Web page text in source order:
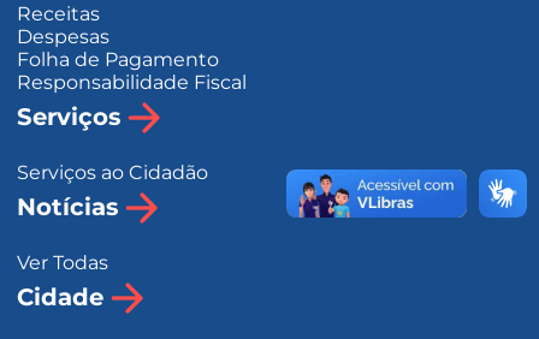
Receitas
Despesas
Folha de Pagamento
Responsabilidade Fiscal
Serviços
Serviços ao Cidadão
Notícias
Ver Todas
Cidade